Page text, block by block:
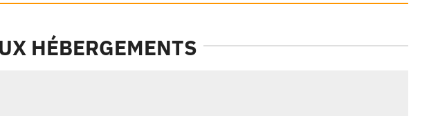
HÉBERGEMENTS